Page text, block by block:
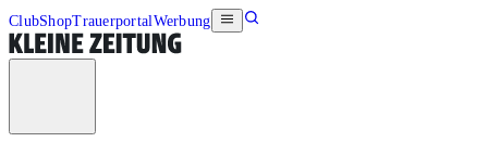
ClubShopTrauerportalWerbung